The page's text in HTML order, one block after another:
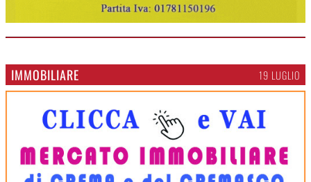
IMMOBILIARE 19 LUGLIO